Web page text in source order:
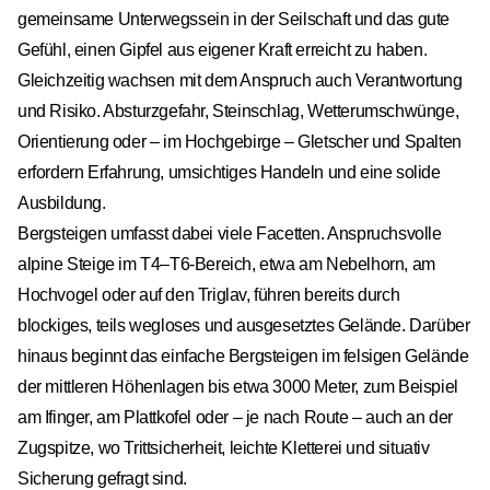
gemeinsame Unterwegssein in der Seilschaft und das gute
Gefühl, einen Gipfel aus eigener Kraft erreicht zu haben.
Gleichzeitig wachsen mit dem Anspruch auch Verantwortung
und Risiko. Absturzgefahr, Steinschlag, Wetterumschwünge,
Orientierung oder – im Hochgebirge – Gletscher und Spalten
erfordern Erfahrung, umsichtiges Handeln und eine solide
Ausbildung.
Bergsteigen umfasst dabei viele Facetten. Anspruchsvolle
alpine Steige im T4–T6-Bereich, etwa am Nebelhorn, am
Hochvogel oder auf den Triglav, führen bereits durch
blockiges, teils wegloses und ausgesetztes Gelände. Darüber
hinaus beginnt das einfache Bergsteigen im felsigen Gelände
der mittleren Höhenlagen bis etwa 3000 Meter, zum Beispiel
am Ifinger, am Plattkofel oder – je nach Route – auch an der
Zugspitze, wo Trittsicherheit, leichte Kletterei und situativ
Sicherung gefragt sind.